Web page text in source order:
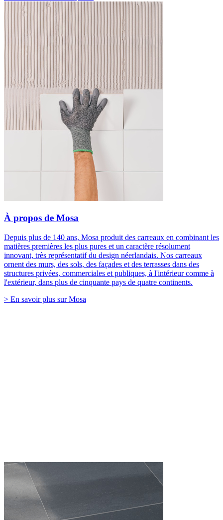
À propos de Mosa
Depuis plus de 140 ans, Mosa produit des carreaux en combinant les
matières premières les plus pures et un caractère résolument
innovant, très représentatif du design néerlandais. Nos carreaux
ornent des murs, des sols, des façades et des terrasses dans des
structures privées, commerciales et publiques, à l'intérieur comme à
l'extérieur, dans plus de cinquante pays de quatre continents.
> En savoir plus sur Mosa